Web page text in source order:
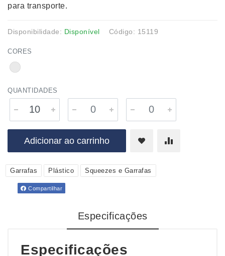
para transporte.
Disponibilidade: Disponível Código: 15119
CORES
QUANTIDADES
Adicionar ao carrinho
Garrafas Plástico Squeezes e Garrafas
Compartilhar
Especificações
Especificações